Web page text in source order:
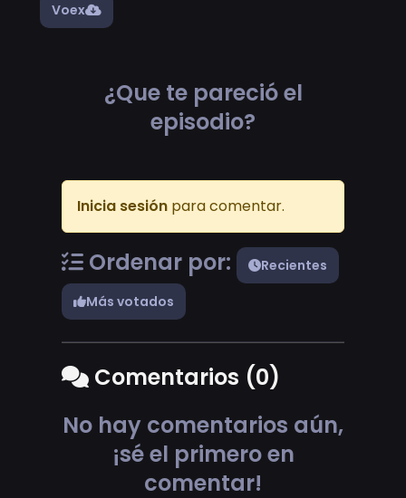
Voex
¿Que te pareció el
episodio?
Inicia sesión para comentar.
Ordenar por:
Recientes
Más votados
Comentarios (0)
No hay comentarios aún,
¡sé el primero en
comentar!